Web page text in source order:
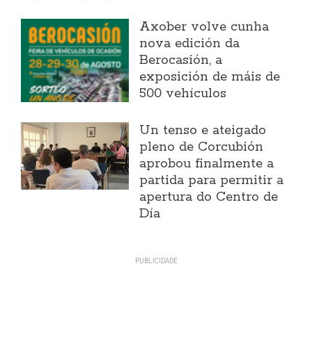
Axober volve cunha
nova edición da
Berocasión, a
exposición de máis de
500 vehículos
Un tenso e ateigado
pleno de Corcubión
aprobou finalmente a
partida para permitir a
apertura do Centro de
Día